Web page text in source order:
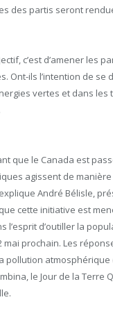
des partis seront
c’est d’amener les
Ont-ils l’intention de se
vertes et dans les
que le Canada est
agissent de
André Bélisle,
cette initiative est
l’esprit d’outiller la
mai prochain. Les
pollution atmosphérique
le Jour de la